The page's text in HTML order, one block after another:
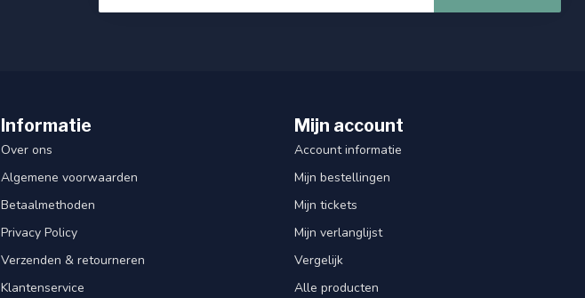
Informatie
Over ons
Algemene voorwaarden
Betaalmethoden
Privacy Policy
Verzenden & retourneren
Klantenservice
Mijn account
Account informatie
Mijn bestellingen
Mijn tickets
Mijn verlanglijst
Vergelijk
Alle producten